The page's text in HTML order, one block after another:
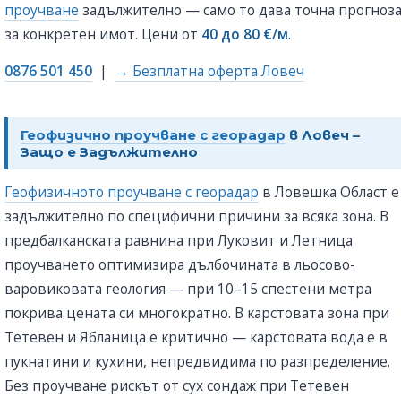
проучване задължително — само то дава точна прогноза
за конкретен имот. Цени от 40 до 80 €/м.
0876 501 450 | → Безплатна оферта Ловеч
Геофизично проучване с георадар в Ловеч –
Защо е Задължително
Геофизичното проучване с георадар в Ловешка Област е
задължително по специфични причини за всяка зона. В
предбалканската равнина при Луковит и Летница
проучването оптимизира дълбочината в льосово-
варовиковата геология — при 10–15 спестени метра
покрива цената си многократно. В карстовата зона при
Тетевен и Ябланица е критично — карстовата вода е в
пукнатини и кухини, непредвидима по разпределение.
Без проучване рискът от сух сондаж при Тетевен